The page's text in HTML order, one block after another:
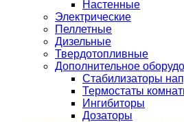
Настенные
Электрические
Пеллетные
Дизельные
Твердотопливные
Дополнительное
Стабилизаторы
Термостаты
Ингибиторы
Дозаторы